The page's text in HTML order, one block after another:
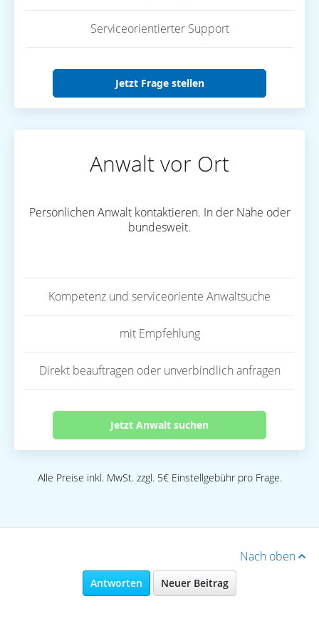
Serviceorientierter Support
Jetzt Frage stellen
Anwalt vor Ort
Persönlichen Anwalt kontaktieren. In der Nähe oder
bundesweit.
Kompetenz und serviceoriente Anwaltsuche
mit Empfehlung
Direkt beauftragen oder unverbindlich anfragen
Jetzt Anwalt suchen
Alle Preise inkl. MwSt. zzgl. 5€ Einstellgebühr pro Frage.
Nach oben
Antworten Neuer Beitrag